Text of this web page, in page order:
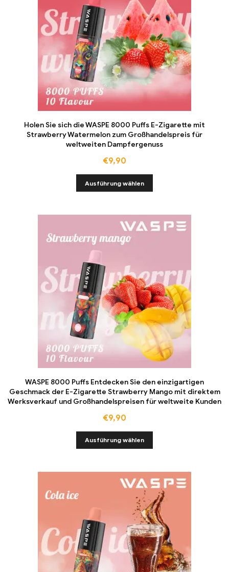
Holen Sie sich die WASPE 8000 Puffs E-Zigarette mit
Strawberry Watermelon zum Großhandelspreis für
weltweiten Dampfergenuss
€9,90
Ausführung wählen
WASPE 8000 Puffs Entdecken Sie den einzigartigen
Geschmack der E-Zigarette Strawberry Mango mit direktem
Werksverkauf und Großhandelspreisen für weltweite Kunden
€9,90
Ausführung wählen